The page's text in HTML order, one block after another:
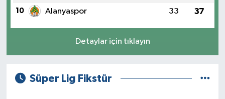
10 Alanyaspor 33 37
Detaylar için tıklayın
Süper Lig Fikstür